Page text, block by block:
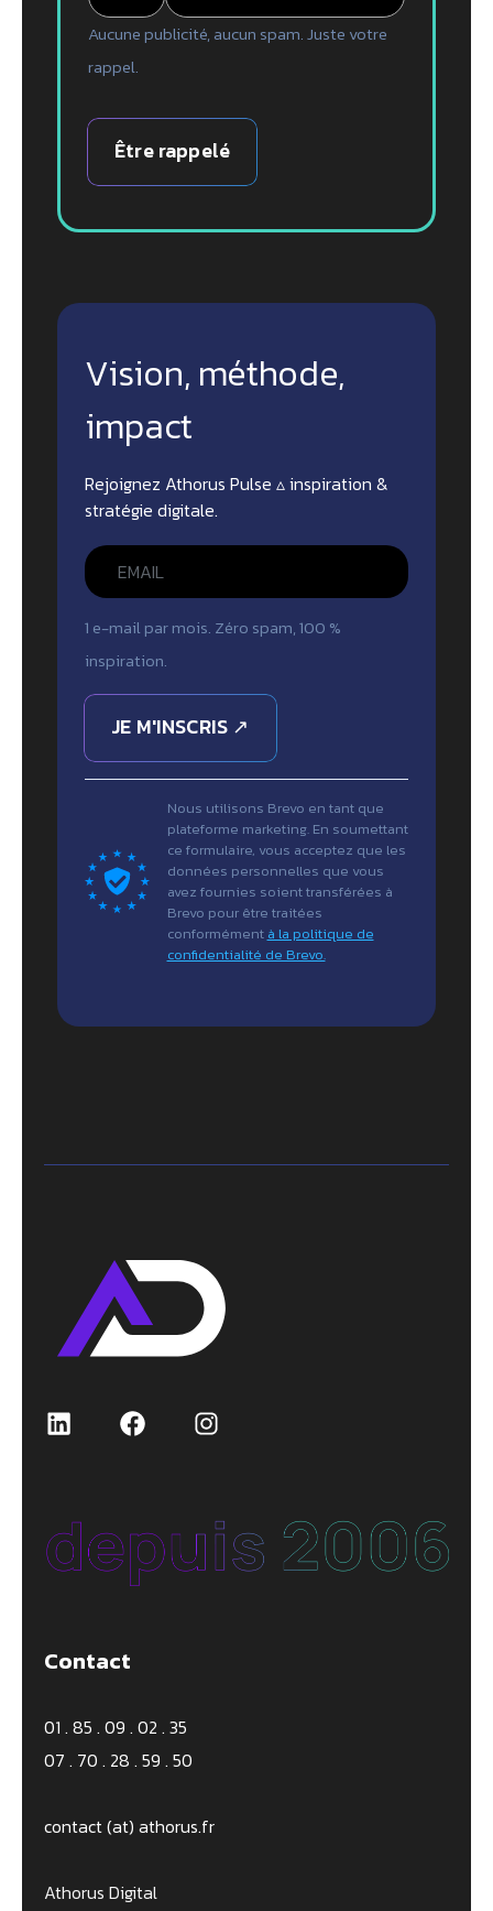
Aucune publicité, aucun spam. Juste votre
rappel.
Être rappelé
Vision, méthode,
impact
Rejoignez Athorus Pulse ▵ inspiration &
stratégie digitale.
1 e-mail par mois. Zéro spam, 100 %
inspiration.
JE M'INSCRIS ↗
Nous utilisons Brevo en tant que
plateforme marketing. En soumettant
ce formulaire, vous acceptez que les
données personnelles que vous
avez fournies soient transférées à
Brevo pour être traitées
conformément à la politique de
confidentialité de Brevo.
Contact
01 . 85 . 09 . 02 . 35
07 . 70 . 28 . 59 . 50
contact (at) athorus.fr
Athorus Digital